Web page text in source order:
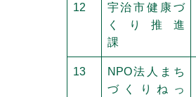
12
宇治市健康づ
くり推進
課
13
NPO法人まち
づくりねっ